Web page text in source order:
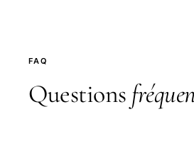
FAQ
Questions